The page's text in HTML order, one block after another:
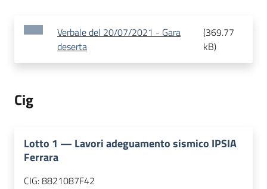
Verbale del 20/07/2021 - Gara
deserta
(369.77
kB)
Cig
Lotto 1 — Lavori adeguamento sismico IPSIA
Ferrara
CIG:8821087F42